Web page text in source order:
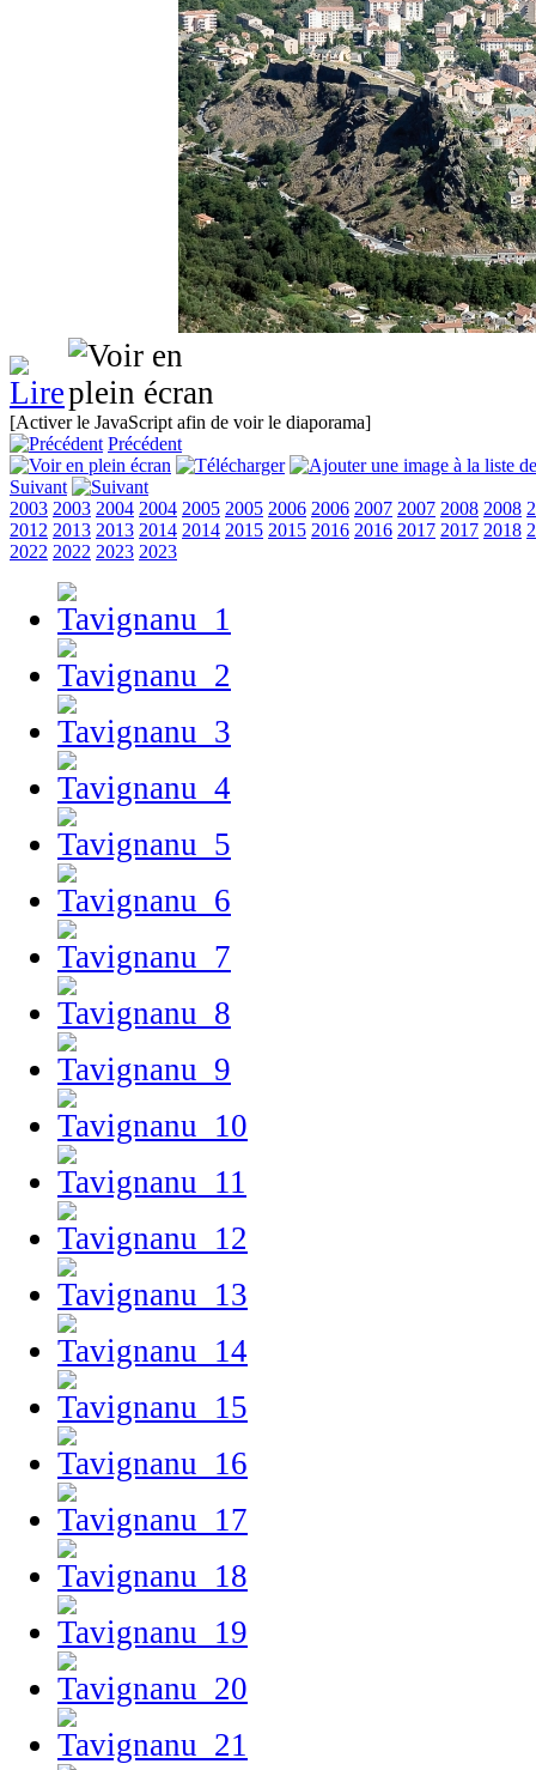
[Activer le JavaScript afin de voir le diaporama]
Précédent
Suivant
2003 2003 2004 2004 2005 2005 2006 2006 2007 2007 2008 2008
2012 2013 2013 2014 2014 2015 2015 2016 2016 2017 2017 2018
2022 2022 2023 2023